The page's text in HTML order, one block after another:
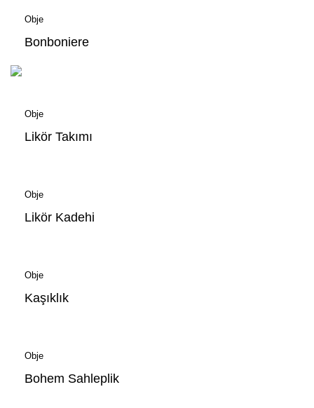
Obje
Bonboniere
Obje
Likör Takımı
Obje
Likör Kadehi
Obje
Kaşıklık
Obje
Bohem Sahleplik